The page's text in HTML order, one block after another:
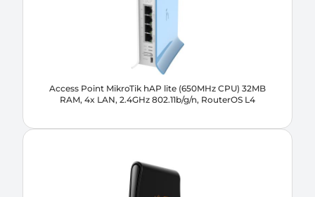
Access Point MikroTik hAP lite (650MHz CPU) 32MB
RAM, 4x LAN, 2.4GHz 802.11b/g/n, RouterOS L4